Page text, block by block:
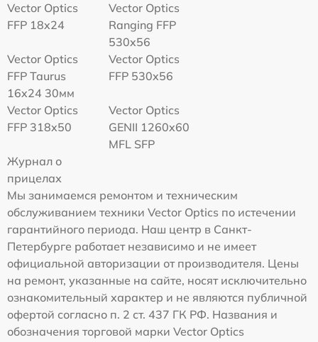
Vector Optics
FFP 18x24
Vector Optics
Ranging FFP
530x56
Vector Optics
FFP Taurus
16x24 30мм
Vector Optics
FFP 530x56
Vector Optics
FFP 318x50
Vector Optics
GENII 1260x60
MFL SFP
Журнал о
прицелах
Мы занимаемся ремонтом и техническим
обслуживанием техники Vector Optics по истечении
гарантийного периода. Наш центр в Санкт-
Петербурге работает независимо и не имеет
официальной авторизации от производителя. Цены
на ремонт, указанные на сайте, носят исключительно
ознакомительный характер и не являются публичной
офертой согласно п. 2 ст. 437 ГК РФ. Названия и
обозначения торговой марки Vector Optics